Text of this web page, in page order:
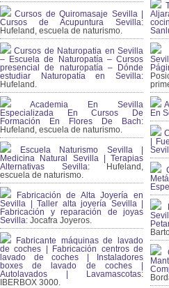
Cursos de Quiromasaje Sevilla |
Cursos de Acupuntura Sevilla:
Hufeland, escuela de naturismo.
Cursos de Naturopatia en Sevilla
– Escuela de Naturopatía – Cursos
presencial de naturopatía – Dónde
estudiar Naturopatía en Sevilla:
Hufeland.
Academia En Sevilla
Especializada En Cursos De
Formación En Flores De Bach:
Hufeland, escuela de naturismo.
Escuela Naturismo Sevilla |
Medicina Natural Sevilla | Terapias
Alternativas Sevilla: Hufeland,
escuela de naturismo.
Fabricación de Alta Joyería en
Sevilla | Taller alta joyería Sevilla |
Fabricación y reparación de joyas
Sevilla: Jocafra Joyeros.
Fabricante máquinas de lavado
de coches | Fabricación centros de
lavado de coches | Instaladores
boxes de lavado de coches |
Autolavados | Lavamascotas:
IBERBOX 3000.
En
|